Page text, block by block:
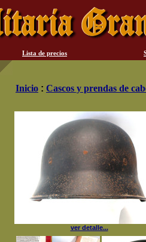
Lista de precios
Inicio : Cascos y prendas de
ver detalle...